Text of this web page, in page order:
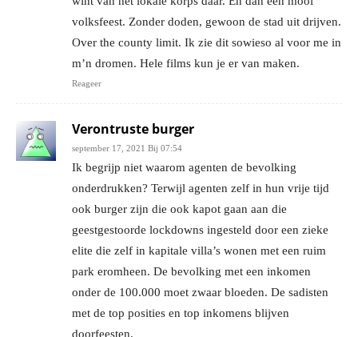
volksfeest. Zonder doden, gewoon de stad uit drijven.
Over the county limit. Ik zie dit sowieso al voor me in
m’n dromen. Hele films kun je er van maken.
Reageer
Verontruste burger
september 17, 2021 Bij 07:54
Ik begrijp niet waarom agenten de bevolking
onderdrukken? Terwijl agenten zelf in hun vrije tijd
ook burger zijn die ook kapot gaan aan die
geestgestoorde lockdowns ingesteld door een zieke
elite die zelf in kapitale villa’s wonen met een ruim
park eromheen. De bevolking met een inkomen
onder de 100.000 moet zwaar bloeden. De sadisten
met de top posities en top inkomens blijven
doorfeesten.